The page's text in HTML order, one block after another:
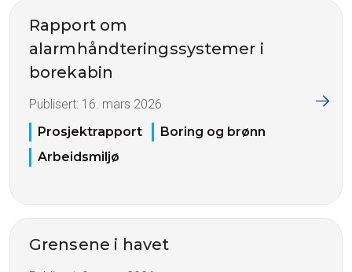
Rapport om
alarmhåndteringssystemer i
borekabin
Publisert: 16. mars 2026
Prosjektrapport
Boring og brønn
Arbeidsmiljø
Grensene i havet